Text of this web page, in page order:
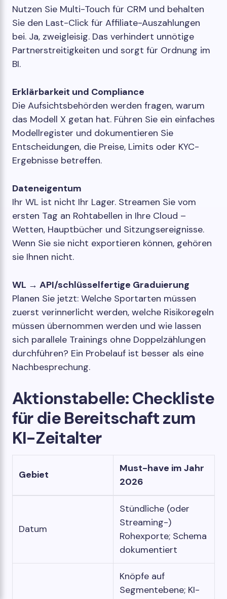
Nutzen Sie Multi-Touch für CRM und behalten
Sie den Last-Click für Affiliate-Auszahlungen
bei. Ja, zweigleisig. Das verhindert unnötige
Partnerstreitigkeiten und sorgt für Ordnung im
BI.
Erklärbarkeit und Compliance
Die Aufsichtsbehörden werden fragen, warum
das Modell X getan hat. Führen Sie ein einfaches
Modellregister und dokumentieren Sie
Entscheidungen, die Preise, Limits oder KYC-
Ergebnisse betreffen.
Dateneigentum
Ihr WL ist nicht Ihr Lager. Streamen Sie vom
ersten Tag an Rohtabellen in Ihre Cloud –
Wetten, Hauptbücher und Sitzungsereignisse.
Wenn Sie sie nicht exportieren können, gehören
sie Ihnen nicht.
WL → API/schlüsselfertige Graduierung
Planen Sie jetzt: Welche Sportarten müssen
zuerst verinnerlicht werden, welche Risikoregeln
müssen übernommen werden und wie lassen
sich parallele Trainings ohne Doppelzählungen
durchführen? Ein Probelauf ist besser als eine
Nachbesprechung.
Aktionstabelle: Checkliste
für die Bereitschaft zum
KI-Zeitalter
Gebiet
Must-have im Jahr
2026
Datum
Stündliche (oder
Streaming-)
Rohexporte; Schema
dokumentiert
Knöpfe auf
Segmentebene; KI-